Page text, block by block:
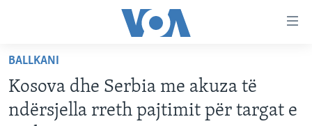
faqen
kryesore
tek
FAQJA KRYESORE
KATEGORITË
BALLKANI
Kosova dhe Serbia me akuza të
ndërsjella rreth pajtimit për targat e